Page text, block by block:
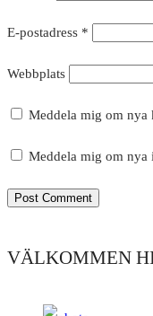
E-postadress *
Webbplats
Meddela mig om nya
Meddela mig om nya
VÄLKOMMEN